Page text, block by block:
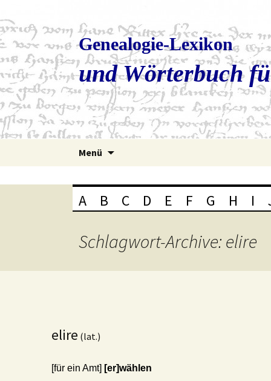
Genealogie-Lexikon
und Wörterbuch
Menü
A B C D E F G H I
Schlagwort-Archive: elire
elire (lat.)
[für ein Amt] [er]wählen